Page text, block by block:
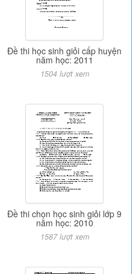
Đề thi học sinh giỏi cấp huyện
năm học: 2011
1504 lượt xem
Đề thi chọn học sinh giỏi lớp 9
năm học: 2010
1587 lượt xem